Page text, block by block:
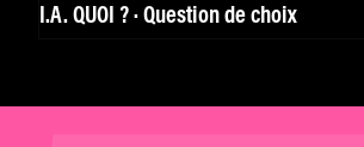
I.A. QUOI ? · Question de choix